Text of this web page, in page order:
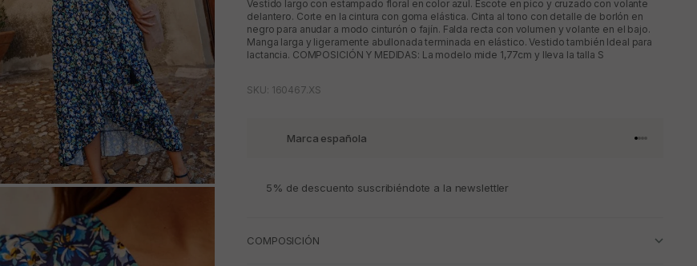
Vestido largo con estampado floral en color azul. Escote en pico y cruzado con volante
delantero. Corte en la cintura con goma elástica. Cinta al tono con detalle de borlón en
negro para anudar a modo cinturón o fajín. Falda recta con volumen y volante en el bajo.
Manga larga y ligeramente abullonada terminada en elástico. Vestido también Ideal para
lactancia. COMPOSICIÓN Y MEDIDAS: La modelo mide 1,77cm y lleva la talla S
SKU: 160467.XS
Marca española Ir al artículo
Ir al
Ir al
Ir al
5% de descuento suscribiéndote a la newslettler
COMPOSICIÓN